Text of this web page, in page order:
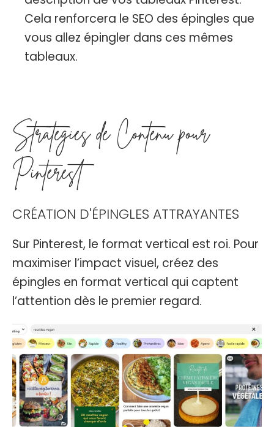
Cela renforcera le SEO des épingles que
vous allez épingler dans ces mêmes
tableaux.
Stratégies de Contenu pour
Pinterest
CRÉATION D'ÉPINGLES ATTRAYANTES
Sur Pinterest, le format vertical est roi. Pour
maximiser l’impact visuel, créez des
épingles en format vertical qui captent
l’attention dès le premier regard.